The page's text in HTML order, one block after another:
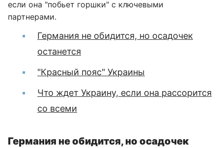
если она "побьет горшки" с ключевыми
партнерами.
Германия не обидится, но осадочек
останется
"Красный пояс" Украины
Что ждет Украину, если она рассорится
со всеми
Германия не обидится, но осадочек